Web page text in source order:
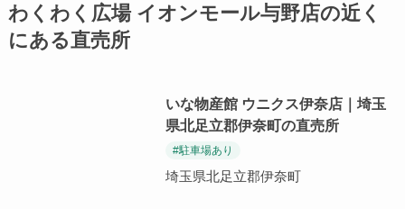
わくわく広場 イオンモール与野店の近く
にある直売所
いな物産館 ウニクス伊奈店｜埼玉
県北足立郡伊奈町の直売所
#駐車場あり
埼玉県北足立郡伊奈町